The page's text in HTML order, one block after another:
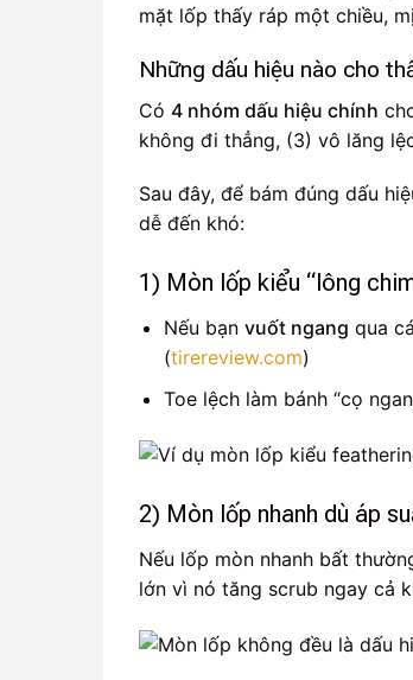
mặt lốp thấy ráp một chiều,
Những dấu hiệu nào cho
Có 4 nhóm dấu hiệu chính
không đi thẳng, (3) vô lăng
Sau đây, để bám đúng dấu
dễ đến khó:
1) Mòn lốp kiểu “lông
Nếu bạn vuốt ngang qua
(tirereview.com)
Toe lệch làm bánh “cọ
2) Mòn lốp nhanh dù áp
Nếu lốp mòn nhanh bất
lớn vì nó tăng scrub ngay cả